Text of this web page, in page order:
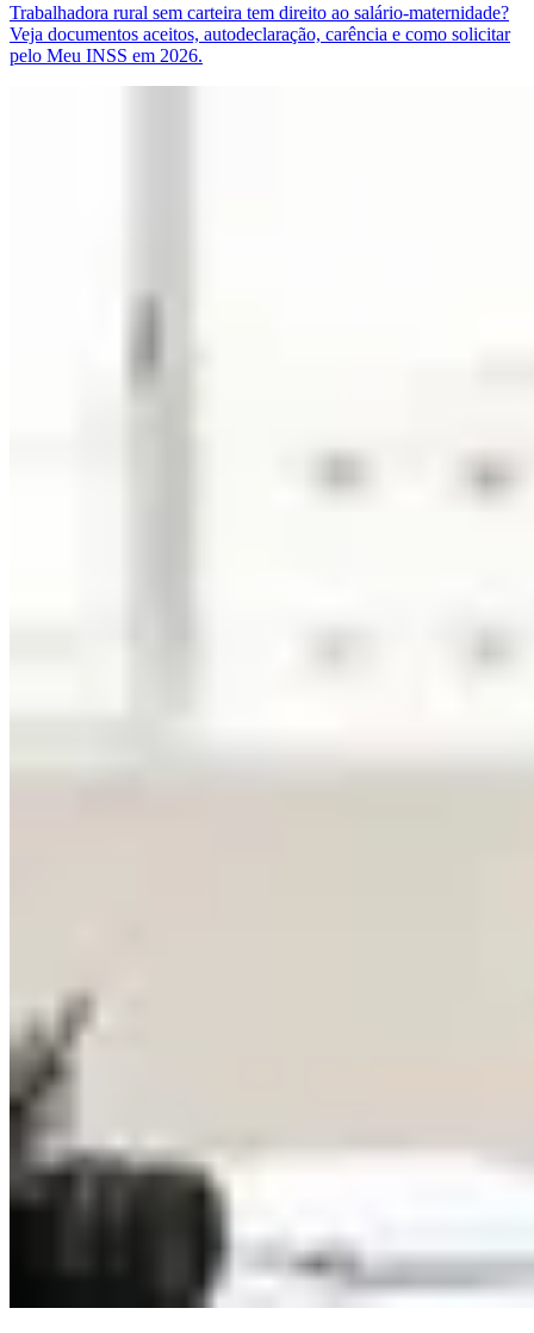
Trabalhadora rural sem carteira tem direito ao salário-maternidade?
Veja documentos aceitos, autodeclaração, carência e como solicitar
pelo Meu INSS em 2026.